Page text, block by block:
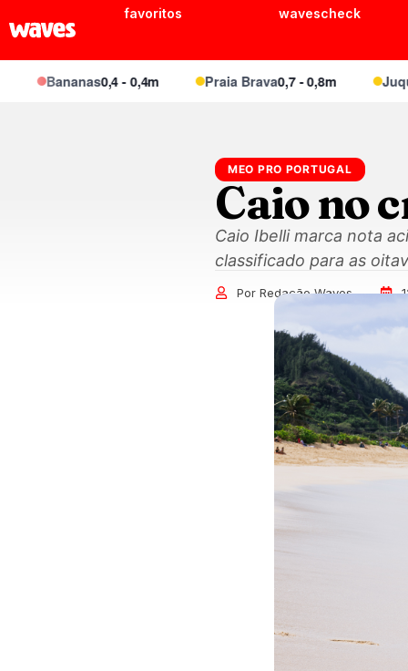
favoritos wavescheck
Bananas0,4 - 0,4m Praia Brava0,7 - 0,8m Juquei
MEO PRO PORTUGAL
Caio no
Caio Ibelli marca nota
classificado para as
Por Redação Waves